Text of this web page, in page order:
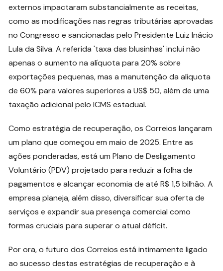
externos impactaram substancialmente as receitas,
como as modificações nas regras tributárias aprovadas
no Congresso e sancionadas pelo Presidente Luiz Inácio
Lula da Silva. A referida 'taxa das blusinhas' inclui não
apenas o aumento na alíquota para 20% sobre
exportações pequenas, mas a manutenção da alíquota
de 60% para valores superiores a US$ 50, além de uma
taxação adicional pelo ICMS estadual.
Como estratégia de recuperação, os Correios lançaram
um plano que começou em maio de 2025. Entre as
ações ponderadas, está um Plano de Desligamento
Voluntário (PDV) projetado para reduzir a folha de
pagamentos e alcançar economia de até R$ 1,5 bilhão. A
empresa planeja, além disso, diversificar sua oferta de
serviços e expandir sua presença comercial como
formas cruciais para superar o atual déficit.
Por ora, o futuro dos Correios está intimamente ligado
ao sucesso destas estratégias de recuperação e à